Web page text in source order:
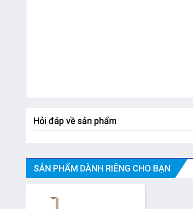
Hỏi đáp về sản phẩm
SẢN PHẨM DÀNH RIÊNG CHO BẠN